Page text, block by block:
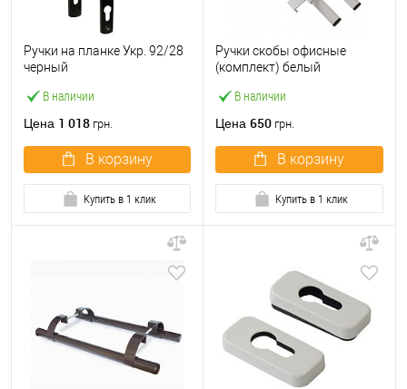
В наличии
Ручки на планке Укр. 92/28
черный
Цена 1 018 грн.
В корзину
Купить в 1 клик
В наличии
Ручки скобы офисные
(комплект) белый
Цена 650 грн.
В корзину
Купить в 1 клик